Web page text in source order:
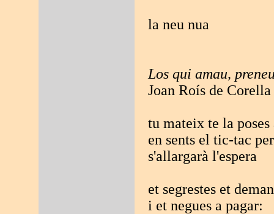
la neu nua
Los qui amau,
Joan Roís de Corella
tu mateix te la
en sents el tic-tac
s'allargarà l'espera
et segrestes et
i et negues a pagar: